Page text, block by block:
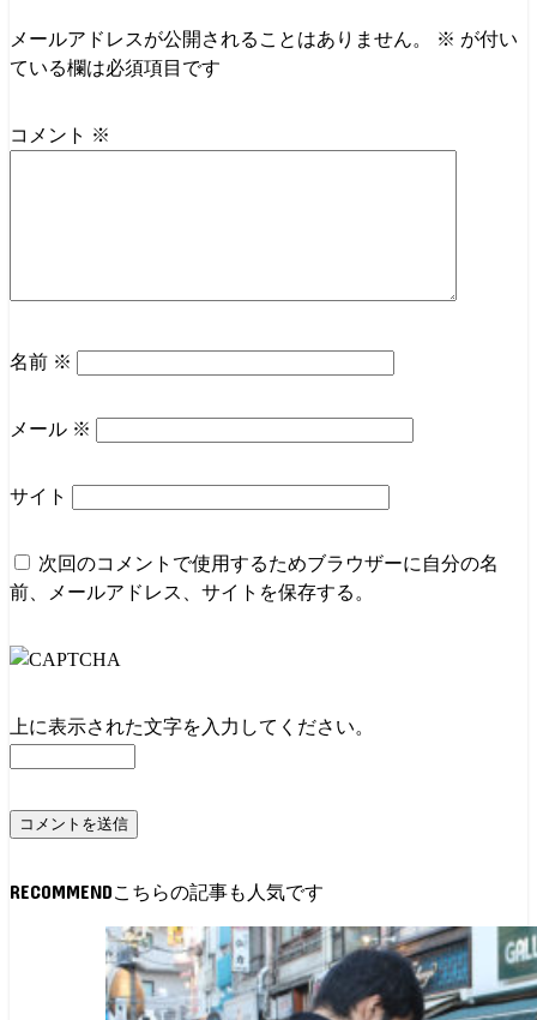
メールアドレスが公開されることはありません。 ※ が付い
ている欄は必須項目です
コメント ※
名前 ※
メール ※
サイト
次回のコメントで使用するためブラウザーに自分の名
前、メールアドレス、サイトを保存する。
上に表示された文字を入力してください。
RECOMMEND